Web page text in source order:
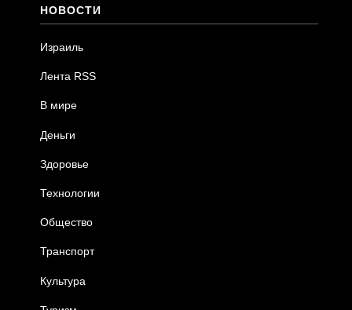
НОВОСТИ
Израиль
Лента RSS
В мире
Деньги
Здоровье
Технологии
Общество
Транспорт
Культура